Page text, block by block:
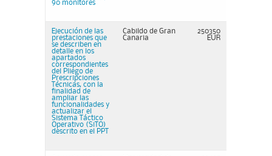
90 monitores
Ejecución de las
prestaciones que
se describen en
detalle en los
apartados
correspondientes
del Pliego de
Prescripciones
Técnicas, con la
finalidad de
ampliar las
funcionalidades y
actualizar el
Sistema Táctico
Operativo (SiTO)
descrito en el PPT
Cabildo de Gran
Canaria
250350
EUR